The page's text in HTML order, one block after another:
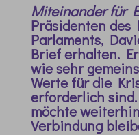
Miteinander für
Präsidenten des
Parlaments,
Brief erhalten.
wie sehr
Werte für die
erforderlich
möchte
Verbindung